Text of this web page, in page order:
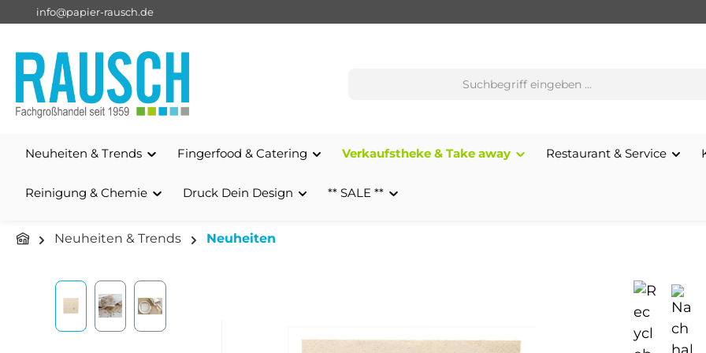
Zur Hauptnavigation springen
info@papier-rausch.de
Neuheiten & Trends Fingerfood & Catering Verkaufstheke & Take away Restaurant & Service
Reinigung & Chemie Druck Dein Design ** SALE **
Neuheiten & Trends Neuheiten
Bildergalerie überspringen